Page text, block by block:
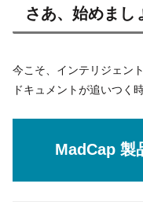
さあ、始めまし
今こそ、インテリジェン
ドキュメントが追いつく時
MadCap 製